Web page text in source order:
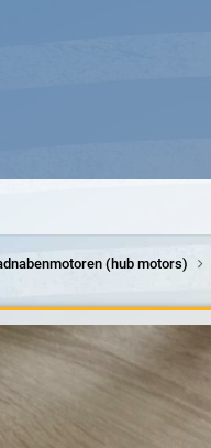
(hub motors)